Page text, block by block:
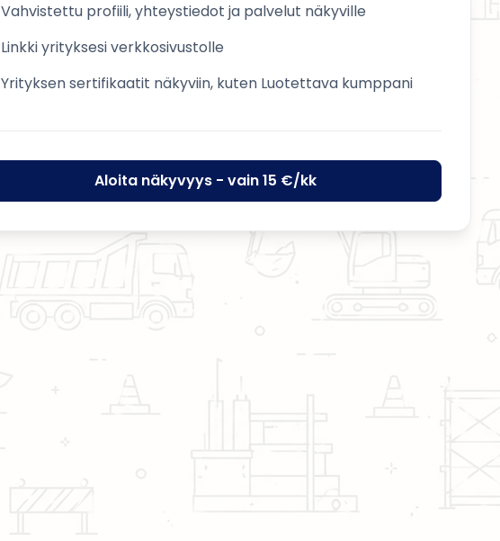
Vahvistettu profiili, yhteystiedot ja palvelut näkyville
Linkki yrityksesi verkkosivustolle
Yrityksen sertifikaatit näkyviin, kuten Luotettava kumppani
Aloita näkyvyys - vain 15 €/kk